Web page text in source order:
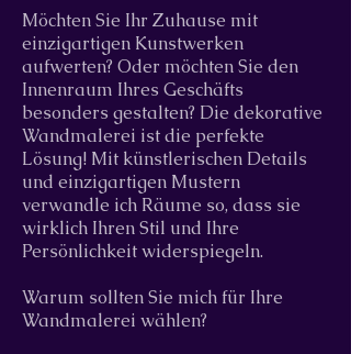
Möchten Sie Ihr Zuhause mit
einzigartigen Kunstwerken
aufwerten? Oder möchten Sie den
Innenraum Ihres Geschäfts
besonders gestalten? Die dekorative
Wandmalerei ist die perfekte
Lösung! Mit künstlerischen Details
und einzigartigen Mustern
verwandle ich Räume so, dass sie
wirklich Ihren Stil und Ihre
Persönlichkeit widerspiegeln.
Warum sollten Sie mich für Ihre
Wandmalerei wählen?